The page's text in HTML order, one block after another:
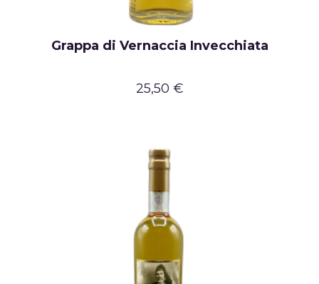
Grappa di Vernaccia Invecchiata
25,50 €